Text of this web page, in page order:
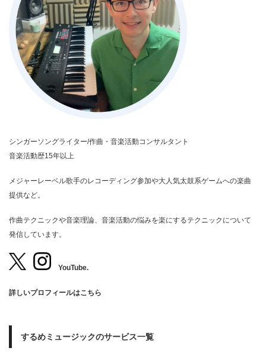
シンガーソングライター/作曲・音楽活動コンサルタント
音楽活動歴15年以上
メジャーレーベル歌手のレコーディング参加や大人気太鼓系ゲームへの楽曲
提供など。
作曲テクニックや音楽理論、音楽活動の悩みを楽にするテクニックについて
発信しています。
YouTube.
詳しいプロフィールはこちら
するめミュージックのサービス一覧